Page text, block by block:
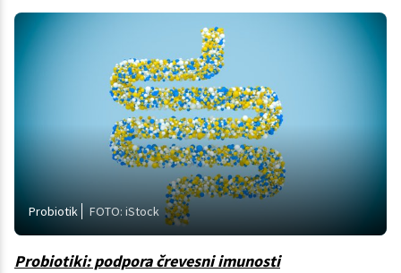
Probiotik FOTO: iStock
Probiotiki: podpora črevesni imunosti